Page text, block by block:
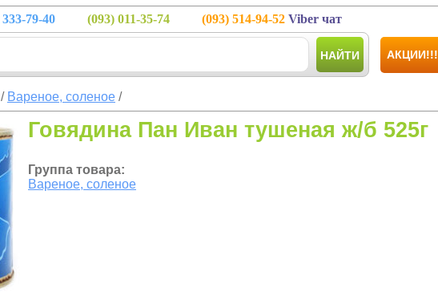
333-79-40 (093) 011-35-74 (093) 514-94-52 Viber чат
НАЙТИ АКЦИИ!!!
/ Вареное, соленое /
Говядина Пан Иван тушеная ж/б 525г
Группа товара:
Вареное, соленое